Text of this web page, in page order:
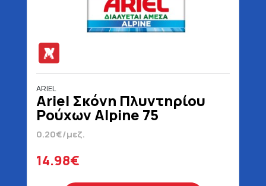
ARIEL
Ariel Σκόνη Πλυντηρίου
Ρούχων Alpine 75
Μεζούρες 4875 gr
0.20€/μεζ.
14.98€